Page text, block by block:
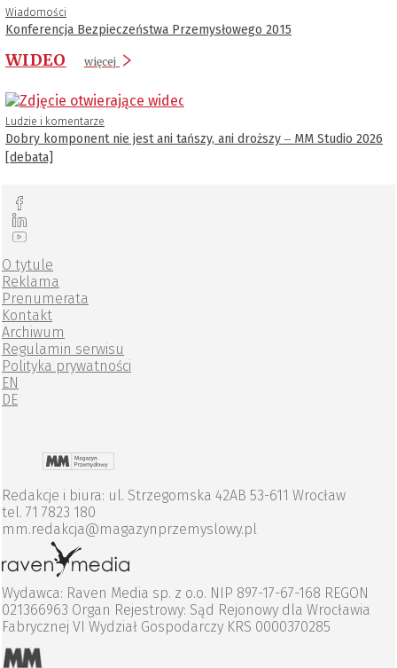
Wiadomości
Konferencja Bezpieczeństwa Przemysłowego 2015
WIDEO więcej
Ludzie i komentarze
Dobry komponent nie jest ani tańszy, ani droższy ‒ MM Studio 2026
[debata]
O tytule
Reklama
Prenumerata
Kontakt
Archiwum
Regulamin serwisu
Polityka prywatności
EN
DE
Redakcje i biura: ul. Strzegomska 42AB 53-611 Wrocław
tel. 71 7823 180
mm.redakcja@magazynprzemyslowy.pl
Wydawca: Raven Media sp. z o.o. NIP 897-17-67-168 REGON
021366963 Organ Rejestrowy: Sąd Rejonowy dla Wrocławia
Fabrycznej VI Wydział Gospodarczy KRS 0000370285